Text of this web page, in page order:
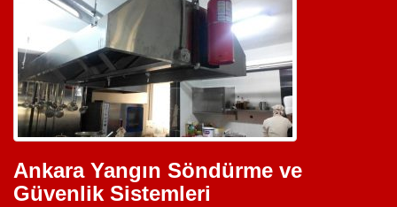
Ankara Yangın Söndürme ve
Güvenlik Sistemleri